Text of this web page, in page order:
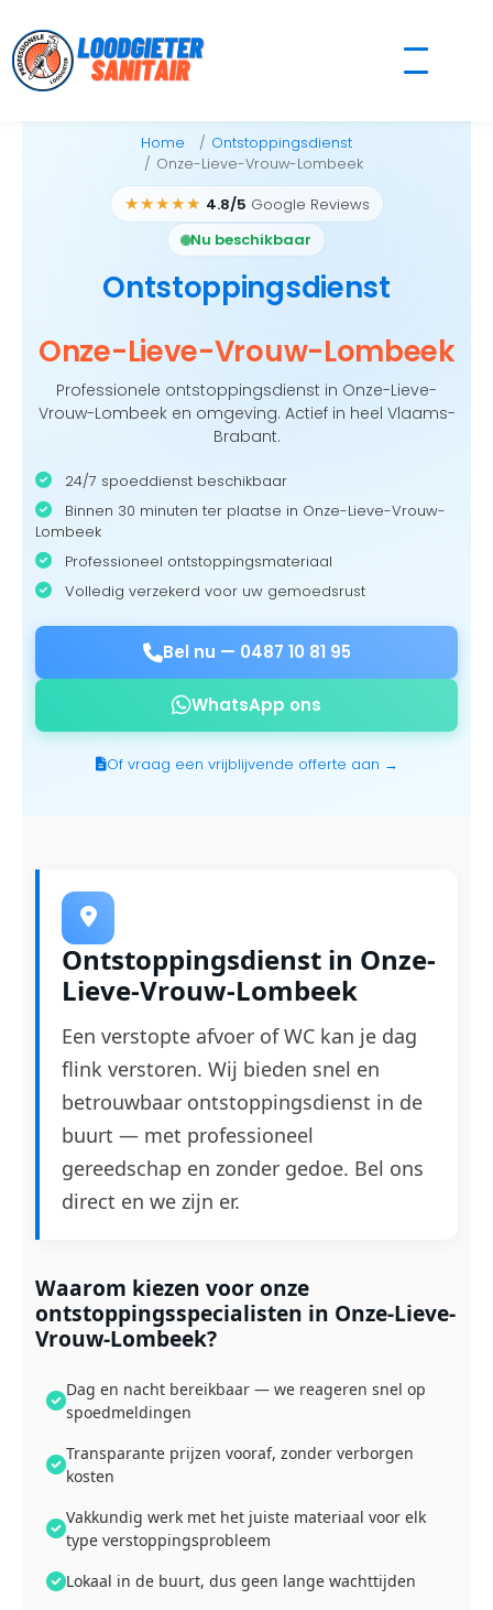
to
content
Home
Ontstoppingsdienst
Onze-Lieve-Vrouw-Lombeek
★★★★★ 4.8/5 Google Reviews
Nu beschikbaar
Ontstoppingsdienst
Onze-Lieve-Vrouw-Lombeek
Professionele ontstoppingsdienst in Onze-Lieve-
Vrouw-Lombeek en omgeving. Actief in heel Vlaams-
Brabant.
24/7 spoeddienst beschikbaar
Binnen 30 minuten ter plaatse in Onze-Lieve-Vrouw-
Lombeek
Professioneel ontstoppingsmateriaal
Volledig verzekerd voor uw gemoedsrust
Bel nu — 0487 10 81 95
WhatsApp ons
Of vraag een vrijblijvende offerte aan →
Ontstoppingsdienst in Onze-
Lieve-Vrouw-Lombeek
Een verstopte afvoer of WC kan je dag
flink verstoren. Wij bieden snel en
betrouwbaar ontstoppingsdienst in de
buurt — met professioneel
gereedschap en zonder gedoe. Bel ons
direct en we zijn er.
Waarom kiezen voor onze
ontstoppingsspecialisten in Onze-Lieve-
Vrouw-Lombeek?
Dag en nacht bereikbaar — we reageren snel op
spoedmeldingen
Transparante prijzen vooraf, zonder verborgen
kosten
Vakkundig werk met het juiste materiaal voor elk
type verstoppingsprobleem
Lokaal in de buurt, dus geen lange wachttijden